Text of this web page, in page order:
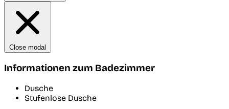
Close modal
Informationen zum Badezimmer
Dusche
Stufenlose Dusche